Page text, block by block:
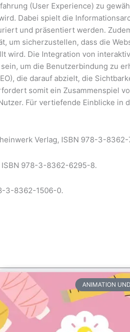
(User Experience) zu
Dabei spielt die
und präsentiert werden.
um sicherzustellen, dass die
wird. Die Integration von
um die Benutzerbindung zu
die darauf abzielt, die
somit ein Zusammenspiel
Für vertiefende Einblicke in
Verlag, ISBN 978-3-8362-
ISBN 978-3-8362-6295-8.
3-8362-1506-0.
ANIMATION